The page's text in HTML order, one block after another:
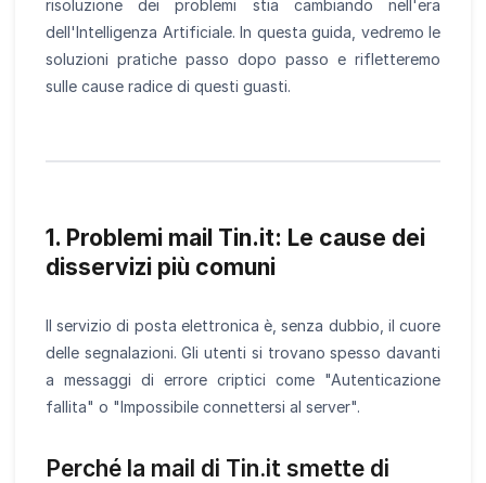
risoluzione dei problemi stia cambiando nell'era
dell'Intelligenza Artificiale. In questa guida, vedremo le
soluzioni pratiche passo dopo passo e rifletteremo
sulle cause radice di questi guasti.
1. Problemi mail Tin.it: Le cause dei
disservizi più comuni
Il servizio di posta elettronica è, senza dubbio, il cuore
delle segnalazioni. Gli utenti si trovano spesso davanti
a messaggi di errore criptici come "Autenticazione
fallita" o "Impossibile connettersi al server".
Perché la mail di Tin.it smette di